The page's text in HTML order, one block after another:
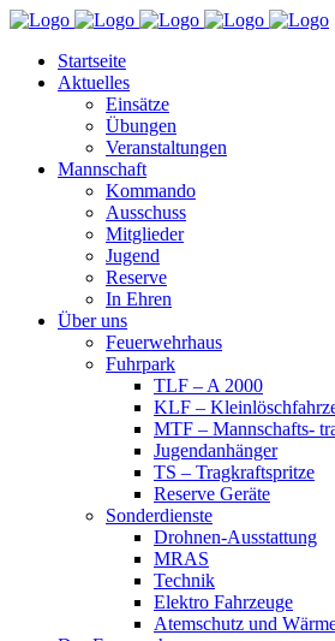
Startseite
Aktuelles
Einsätze
Übungen
Veranstaltungen
Mannschaft
Kommando
Ausschuss
Mitglieder
Jugend
Reserve
In Ehren
Über uns
Feuerwehrhaus
Fuhrpark
TLF – A 2000
KLF –
MTF – Mannschafts-
Jugendanhänger
TS – Tragkraftspritze
Reserve Geräte
Sonderdienste
Drohnen-Ausstattung
MRAS
Technik
Elektro Fahrzeuge
Atemschutz und